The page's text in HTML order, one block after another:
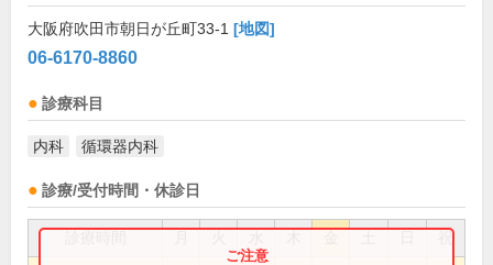
大阪府吹田市朝日が丘町33-1 [地図]
06-6170-8860
診療科目
内科 循環器内科
診療/受付時間・休診日
祝